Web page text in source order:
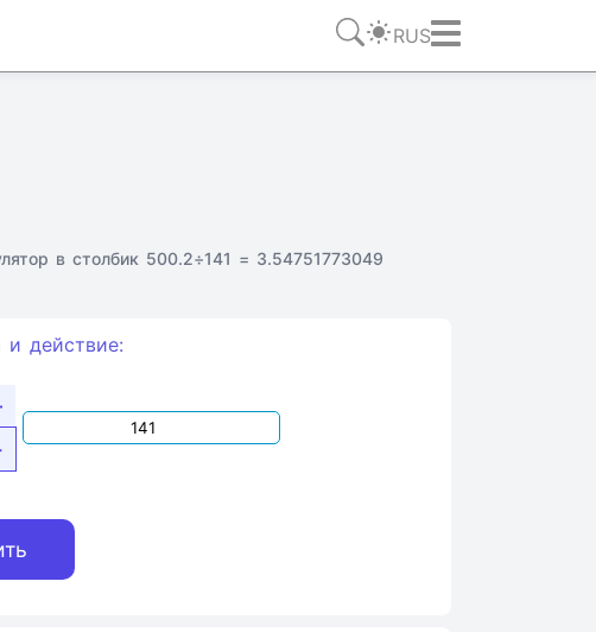
RUS
в столбик 500.2÷141 = 3.54751773049
и действие: